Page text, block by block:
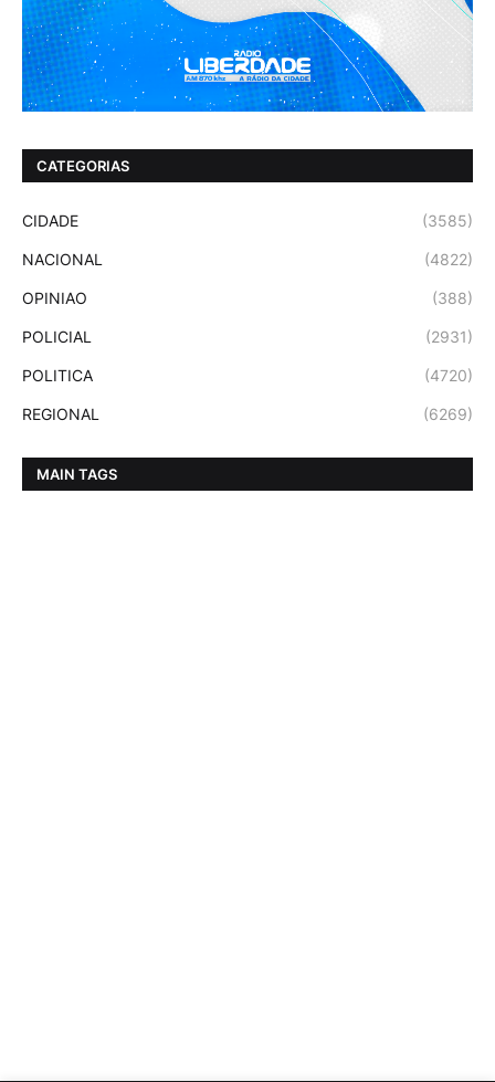
CATEGORIAS
CIDADE (3585)
NACIONAL (4822)
OPINIAO (388)
POLICIAL (2931)
POLITICA (4720)
REGIONAL (6269)
MAIN TAGS